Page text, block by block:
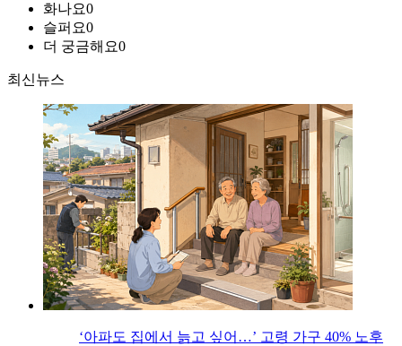
화나요0
슬퍼요0
더 궁금해요0
최신뉴스
‘아파도 집에서 늙고 싶어…’ 고령 가구 40% 노후